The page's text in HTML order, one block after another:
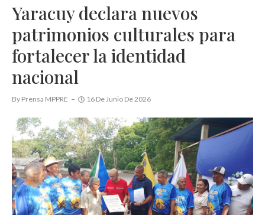
Yaracuy declara nuevos
patrimonios culturales para
fortalecer la identidad
nacional
By Prensa MPPRE 16 De Junio De 2026